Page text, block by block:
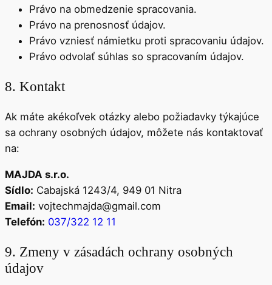
Právo na obmedzenie spracovania.
Právo na prenosnosť údajov.
Právo vzniesť námietku proti spracovaniu údajov.
Právo odvolať súhlas so spracovaním údajov.
8. Kontakt
Ak máte akékoľvek otázky alebo požiadavky týkajúce
sa ochrany osobných údajov, môžete nás kontaktovať
na:
MAJDA s.r.o.
Sídlo: Cabajská 1243/4, 949 01 Nitra
Email: vojtechmajda@gmail.com
Telefón: 037/322 12 11
9. Zmeny v zásadách ochrany osobných
údajov